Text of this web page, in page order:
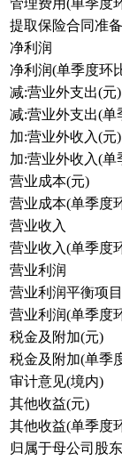
管理费用(单季度
提取保险合同准
净利润
净利润(单季度环
减:营业外支出(元)
减:营业外支出(单
加:营业外收入(元)
加:营业外收入(单
营业成本(元)
营业成本(单季度
营业收入
营业收入(单季度
营业利润
营业利润平衡项目
营业利润(单季度
税金及附加(元)
税金及附加(单季
审计意见(境内)
其他收益(元)
其他收益(单季度
归属于母公司股